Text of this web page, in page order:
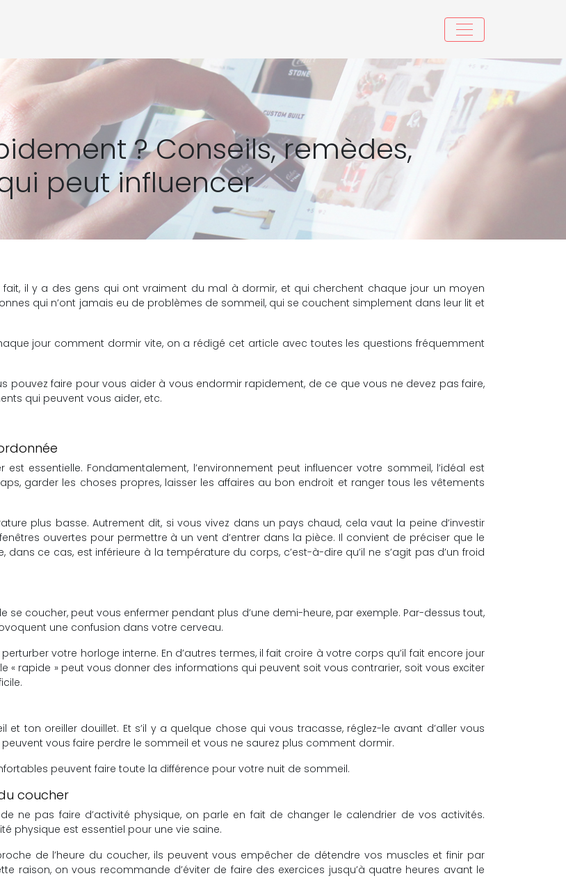
? Conseils, remèdes,
peut influencer
il y a des gens qui ont vraiment du mal à dormir, et qui cherchent chaque jour un moyen
qui n’ont jamais eu de problèmes de sommeil, qui se couchent simplement dans leur lit et
jour comment dormir vite, on a rédigé cet article avec toutes les questions fréquemment
pouvez faire pour vous aider à vous endormir rapidement, de ce que vous ne devez pas faire,
qui peuvent vous aider, etc.
essentielle. Fondamentalement, l’environnement peut influencer votre sommeil, l’idéal est
garder les choses propres, laisser les affaires au bon endroit et ranger tous les vêtements
plus basse. Autrement dit, si vous vivez dans un pays chaud, cela vaut la peine d’investir
ouvertes pour permettre à un vent d’entrer dans la pièce. Il convient de préciser que le
dans ce cas, est inférieure à la température du corps, c’est-à-dire qu’il ne s’agit pas d’un froid
se coucher, peut vous enfermer pendant plus d’une demi-heure, par exemple. Par-dessus tout,
une confusion dans votre cerveau.
votre horloge interne. En d’autres termes, il fait croire à votre corps qu’il fait encore jour
« rapide » peut vous donner des informations qui peuvent soit vous contrarier, soit vous exciter
ton oreiller douillet. Et s’il y a quelque chose qui vous tracasse, réglez-le avant d’aller vous
vous faire perdre le sommeil et vous ne saurez plus comment dormir.
peuvent faire toute la différence pour votre nuit de sommeil.
coucher
ne pas faire d’activité physique, on parle en fait de changer le calendrier de vos activités.
physique est essentiel pour une vie saine.
de l’heure du coucher, ils peuvent vous empêcher de détendre vos muscles et finir par
raison, on vous recommande d’éviter de faire des exercices jusqu’à quatre heures avant le